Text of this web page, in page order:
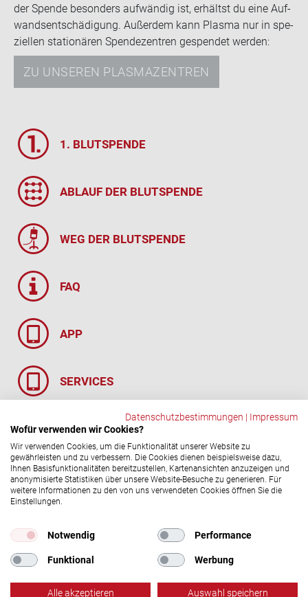
der Spen­de be­son­ders auf­wän­dig ist, er­hältst du eine Auf­
wands­ent­schä­di­gung. Au­ßer­dem kann Plas­ma nur in spe­
zi­el­len sta­tio­nä­ren Spen­de­zen­tren ge­spen­det wer­den:
ZU UNSEREN PLASMAZENTREN
1. BLUT­SPEN­DE
AB­LAUF DER BLUT­SPEN­DE
WEG DER BLUT­SPEN­DE
FAQ
APP
SER­VICES
BLUT & BLUT­GRUP­PEN
Impressum
Datenschutz
Social-​Media Ka­nä­le
Datenschutzbestimmungen | Impressum
Wofür verwenden wir Cookies?
Wir verwenden Cookies, um die Funktionalität unserer Website zu
gewährleisten und zu verbessern. Die Cookies dienen beispielsweise dazu,
Ihnen Basisfunktionalitäten bereitzustellen, Kartenansichten anzuzeigen und
anonymisierte Statistiken über unsere Website-Besuche zu generieren. Für
weitere Informationen zu den von uns verwendeten Cookies öffnen Sie die
Einstellungen.
Notwendig Performance
Funktional Werbung
Alle akzeptieren Auswahl speichern